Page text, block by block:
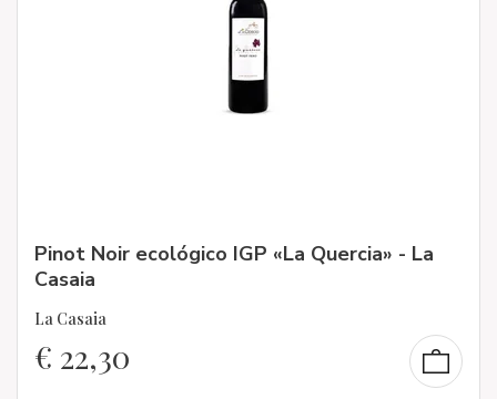
Pinot Noir ecológico IGP «La Quercia» - La
Casaia
La Casaia
€ 22,30